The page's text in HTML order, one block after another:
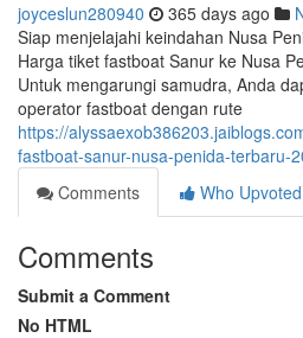
joyceslun280940 365 days ago
Siap menjelajahi keindahan Nusa
Harga tiket fastboat Sanur ke Nusa
Untuk mengarungi samudra, Anda
operator fastboat dengan rute
https://
fastboat-sanur-nusa-penida-terbaru-
Comments
Who Upvoted
Comments
Submit a Comment
No HTML